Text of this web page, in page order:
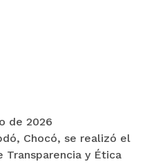
de 2026
Chocó, se realizó el
Transparencia y Ética